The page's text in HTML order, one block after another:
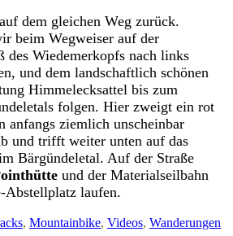
dem gleichen Weg zurück.
beim Wegweiser auf der
des Wiedemerkopfs nach links
und dem landschaftlich schönen
Himmelecksattel bis zum
folgen. Hier zweigt ein rot
anfangs ziemlich unscheinbar
und trifft weiter unten auf das
Bärgündeletal. Auf der Straße
und der Materialseilbahn
laufen.
, Mountainbike, Videos, Wanderungen